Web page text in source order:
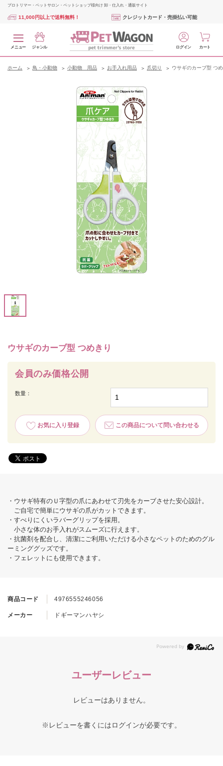
プロトリマー・ペットサロン・ペットショップ様向け 卸・仕入れ・通販サイト
11,000円以上で送料無料！ クレジットカード・売掛払い可能
メニュー ジャンル ログイン カート
ホーム 鳥・小動物 小動物 用品 お手入れ用品 爪切り ウサギのカーブ型 つ
ウサギのカーブ型 つめきり
会員のみ価格公開
数量：
お気に入り登録 この商品について問い合わせる
商品コード 4976555246056
メーカー ドギーマンハヤシ
・ウサギ特有のＵ字型の爪にあわせて刃先をカーブさせた安心設計。
ご自宅で簡単にウサギの爪がカットできます。
・すべりにくいラバーグリップを採用。
小さな体のお手入れがスムーズに行えます。
・抗菌剤を配合し、清潔にご利用いただける小さなペットのためのグル
ーミンググッズです。
・フェレットにも使用できます。
ユーザーレビュー
レビューはありません。
※レビューを書くにはログインが必要です。